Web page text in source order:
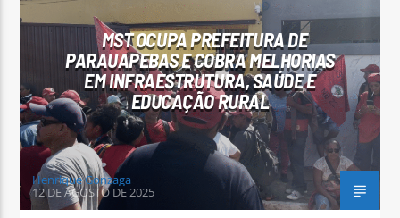
Arara Azul FM
MST OCUPA PREFEITURA DE
PARAUAPEBAS E COBRA MELHORIAS
EM INFRAESTRUTURA, SAÚDE E
EDUCAÇÃO RURAL
Henrique Gonzaga
12 DE AGOSTO DE 2025